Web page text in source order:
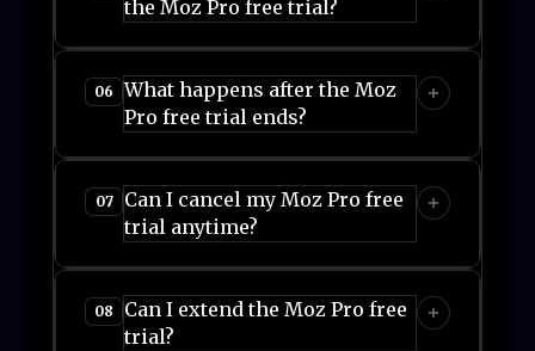
the Moz Pro free trial?
06
What happens after the Moz
Pro free trial ends?
07
Can I cancel my Moz Pro free
trial anytime?
08
Can I extend the Moz Pro free
trial?